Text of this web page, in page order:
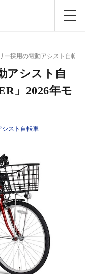
ー採用の電動アシスト自転
アシスト自
」2026年モ
シスト自転車